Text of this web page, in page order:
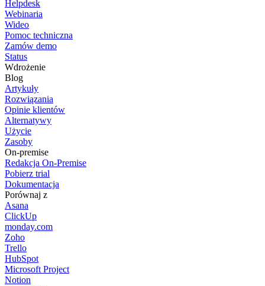
Helpdesk
Webinaria
Wideo
Pomoc techniczna
Zamów demo
Status
Wdrożenie
Blog
Artykuły
Rozwiązania
Opinie klientów
Alternatywy
Użycie
Zasoby
On-premise
Redakcja On-Premise
Pobierz trial
Dokumentacja
Porównaj z
Asana
ClickUp
monday.com
Zoho
Trello
HubSpot
Microsoft Project
Notion